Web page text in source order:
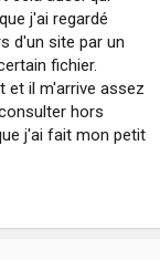
j'ai regardé
d'un site par un
fichier.
et il m'arrive assez
hors
j'ai fait mon petit